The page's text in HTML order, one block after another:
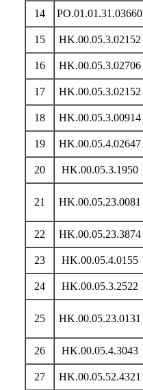
14 PO.01.01.31.03660
15 HK.00.05.3.02152
16 HK.00.05.3.02706
17 HK.00.05.3.02152
18 HK.00.05.3.00914
19 HK.00.05.4.02647
20
HK.00.05.3.1950
21 HK.00.05.23.0081
22
HK.00.05.23.3874
23 HK.00.05.4.0155
24 HK.00.05.3.2522
25 HK.00.05.23.0131
26
HK.00.05.4.3043
27
HK.00.05.52.4321